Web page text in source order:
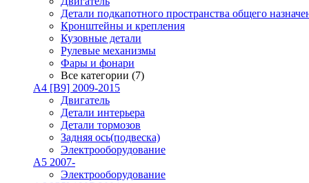
Детали подкапотного пространства общего
Кронштейны и крепления
Кузовные детали
Рулевые механизмы
Фары и фонари
Все категории (7)
A4 [B9] 2009-2015
Двигатель
Детали интерьера
Детали тормозов
Задняя ось(подвеска)
Электрооборудование
A5 2007-
Электрооборудование